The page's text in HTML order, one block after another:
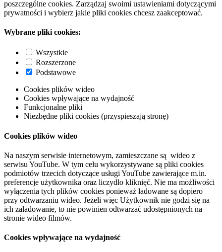
poszczególne cookies. Zarządzaj swoimi ustawieniami dotyczącymi
prywatności i wybierz jakie pliki cookies chcesz zaakceptować.
Wybrane pliki cookies:
Wszystkie
Rozszerzone
Podstawowe
Cookies plików wideo
Cookies wpływające na wydajność
Funkcjonalne pliki
Niezbędne pliki cookies (przyspieszają stronę)
Cookies plików wideo
Na naszym serwisie internetowym, zamieszczane są wideo z
serwisu YouTube. W tym celu wykorzystywane są pliki cookies
podmiotów trzecich dotyczące usługi YouTube zawierające m.in.
preferencje użytkownika oraz liczydło kliknięć. Nie ma możliwości
wyłączenia tych plików cookies ponieważ ładowane są dopiero
przy odtwarzaniu wideo. Jeżeli więc Użytkownik nie godzi się na
ich załadowanie, to nie powinien odtwarzać udostępnionych na
stronie wideo filmów.
Cookies wpływające na wydajność